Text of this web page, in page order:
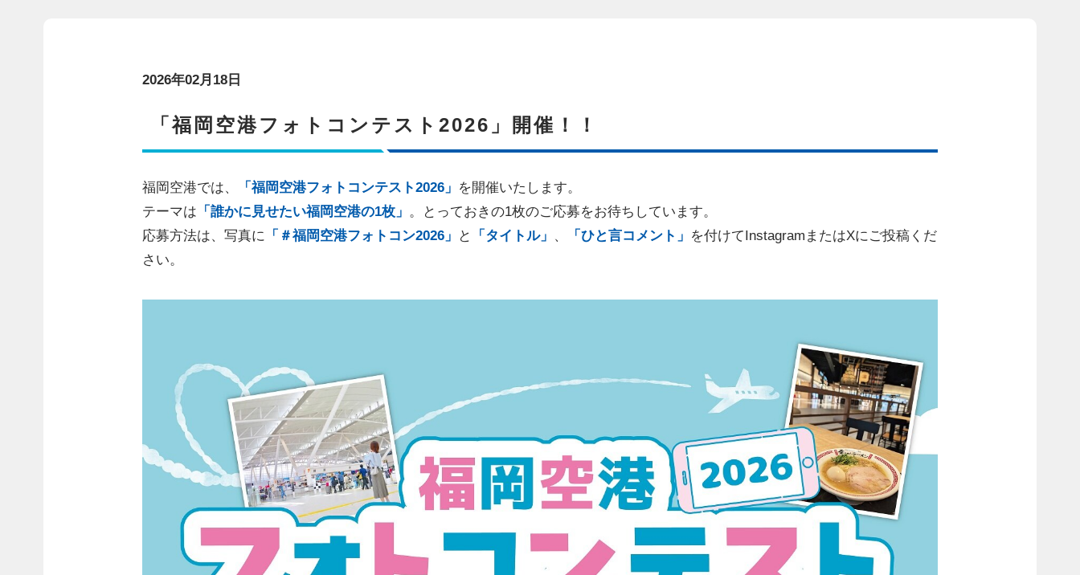
2026年02月18日
「福岡空港フォトコンテスト2026」開催！！
福岡空港では、 「福岡空港フォトコンテスト2026」 を開催いたします。
テーマは 「誰かに見せたい福岡空港の1枚」 。とっておきの1枚のご応募をお待ちしています。
応募方法は、写真に
「＃福岡空港フォトコン2026」 と 「タイトル」 、 「ひと言コメント」 を付けてInstagramまたはXにご投稿くだ
さい。